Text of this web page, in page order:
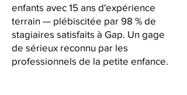
enfants avec 15 ans d'expérience
terrain — plébiscitée par 98 % de
stagiaires satisfaits à Gap. Un gage
de sérieux reconnu par les
professionnels de la petite enfance.